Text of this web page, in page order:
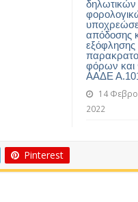
δηλωτικών
απόδοσης
εξόφλησης
φόρων
ΑAΔΕ
14
2022
Pinterest